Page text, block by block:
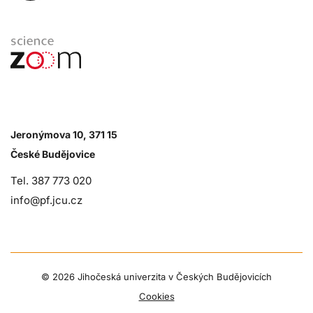
Jeronýmova 10, 371 15
České Budějovice
Tel. 387 773 020
info@pf.jcu.cz
© 2026 Jihočeská univerzita v Českých Budějovicích
Cookies